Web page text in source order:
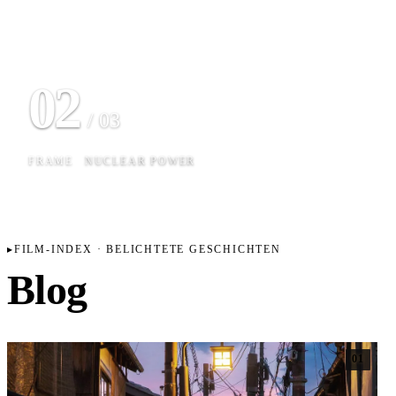
02 / 03
FRAME NUCLEAR POWER
FILM-INDEX · BELICHTETE GESCHICHTEN
Blog
01